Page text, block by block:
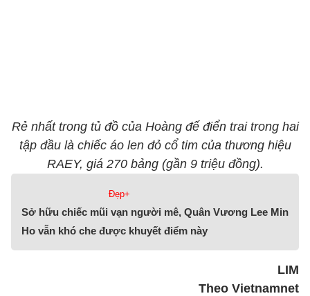
Rẻ nhất trong tủ đồ của Hoàng đế điển trai trong hai
tập đầu là chiếc áo len đỏ cổ tim của thương hiệu
RAEY, giá 270 bảng (gần 9 triệu đồng).
Đẹp+
Sở hữu chiếc mũi vạn người mê, Quân Vương Lee Min
Ho vẫn khó che được khuyết điểm này
LIM
Theo Vietnamnet